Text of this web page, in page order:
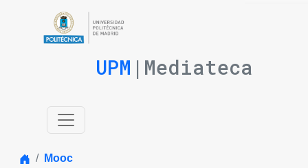
UPM |Mediateca
InicioMooc